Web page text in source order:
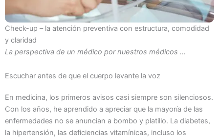
Check-up – la atención preventiva con estructura, comodidad
y claridad
La perspectiva de un médico por nuestros médicos …
Escuchar antes de que el cuerpo levante la voz
En medicina, los primeros avisos casi siempre son silenciosos.
Con los años, he aprendido a apreciar que la mayoría de las
enfermedades no se anuncian a bombo y platillo. La diabetes,
la hipertensión, las deficiencias vitamínicas, incluso los